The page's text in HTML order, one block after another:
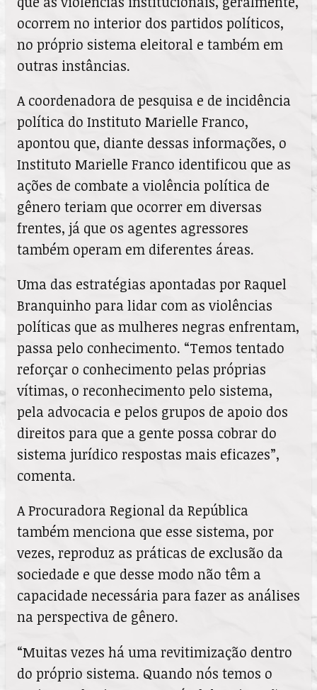
ocorrem no interior dos partidos políticos,
no próprio sistema eleitoral e também em
outras instâncias.
A coordenadora de pesquisa e de incidência
política do Instituto Marielle Franco,
apontou que, diante dessas informações, o
Instituto Marielle Franco identificou que as
ações de combate a violência política de
gênero teriam que ocorrer em diversas
frentes, já que os agentes agressores
também operam em diferentes áreas.
Uma das estratégias apontadas por Raquel
Branquinho para lidar com as violências
políticas que as mulheres negras enfrentam,
passa pelo conhecimento. “Temos tentado
reforçar o conhecimento pelas próprias
vítimas, o reconhecimento pelo sistema,
pela advocacia e pelos grupos de apoio dos
direitos para que a gente possa cobrar do
sistema jurídico respostas mais eficazes”,
comenta.
A Procuradora Regional da República
também menciona que esse sistema, por
vezes, reproduz as práticas de exclusão da
sociedade e que desse modo não têm a
capacidade necessária para fazer as análises
na perspectiva de gênero.
“Muitas vezes há uma revitimização dentro
do próprio sistema. Quando nós temos o